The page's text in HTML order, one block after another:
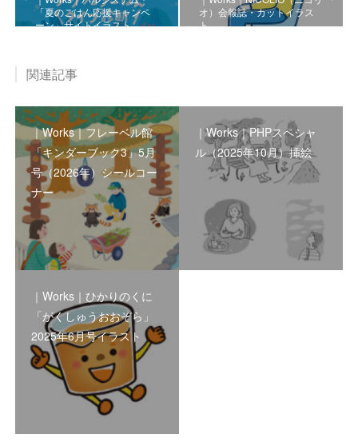
「夏のごはん応援キャンペ
ーン」サイトイラスト
オ）会報誌・カットイラス
ト
関連記事
｜Works｜フレーベル館
「キンダーブック3」5月
号（2026年）シールコー
ナー
｜Works｜PHPスペシャ
ル（2025年10月）挿絵
｜Works｜ひかりのくに
「がくしゅうおおぞら」
2025年6月号イラスト